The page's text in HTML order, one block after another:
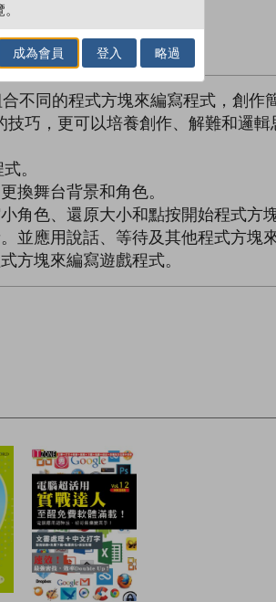
電子書
不同的程式方塊來編寫程式，創作
巧，更可以培養創作、解難和邏輯
。
換舞台背景和角色。
角色、還原大小和點按開始程式方塊
應用說話、等待及其他程式方塊
方塊來編寫遊戲程式。
成為會員 登入 略過